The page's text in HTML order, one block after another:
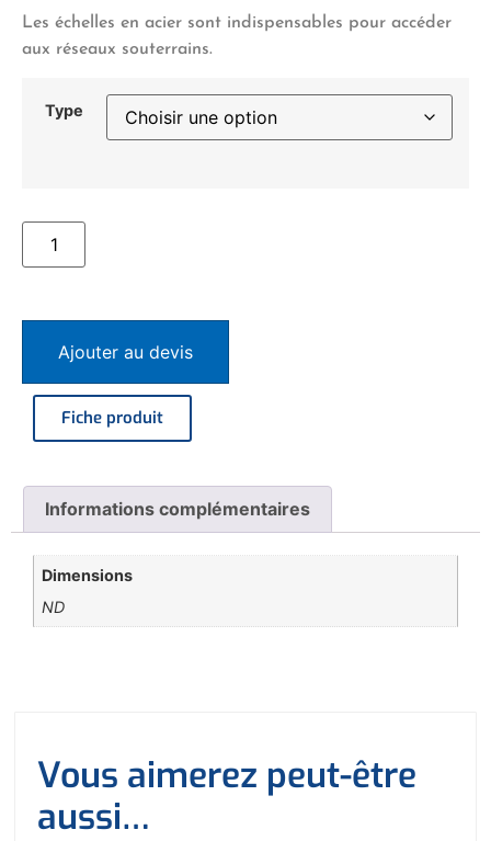
Les échelles en acier sont indispensables pour accéder
aux réseaux souterrains.
Type
Ajouter au devis
Fiche produit
Informations complémentaires
Dimensions
ND
Vous aimerez peut-être
aussi…